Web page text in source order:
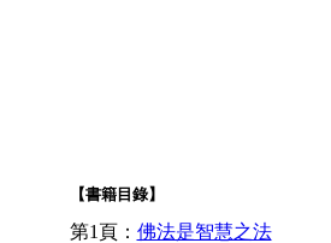
【書籍目錄】
第1頁： 佛法是智慧之法